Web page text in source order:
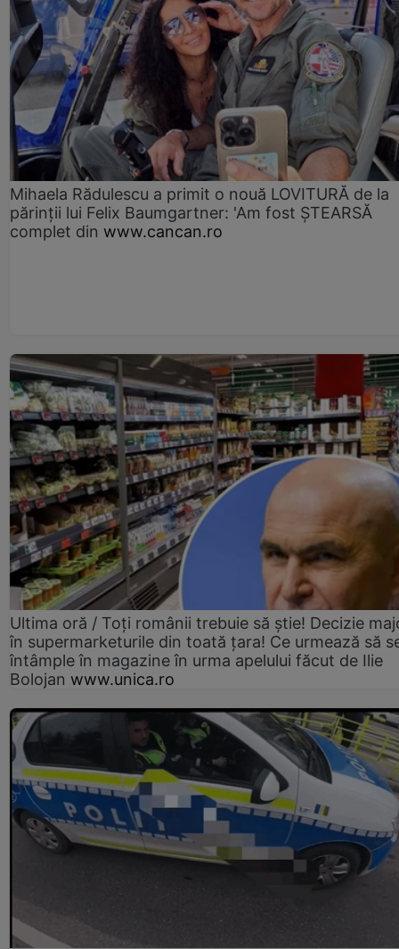
Mihaela Rădulescu a primit o nouă LOVITURĂ de la
părinții lui Felix Baumgartner: 'Am fost ȘTEARSĂ
complet din www.cancan.ro
Ultima oră / Toți românii trebuie să știe! Decizie
în supermarketurile din toată țara! Ce urmează să
întâmple în magazine în urma apelului făcut de Ilie
Bolojan www.unica.ro